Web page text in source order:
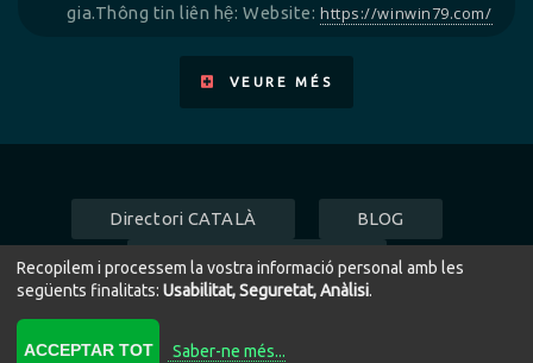
gia.Thông tin liên hệ: Website:https://winwin79.com/
VEURE MÉS
Directori CATALÀ
BLOG
Répertoire FRANÇAIS
Recopilem i processem la vostra informació personal amb les
següents finalitats: Usabilitat, Seguretat, Anàlisi.
ACCEPTAR TOT Saber-ne més...